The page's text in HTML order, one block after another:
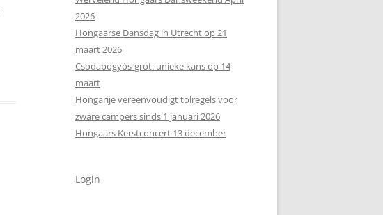
2026
Hongaarse Dansdag in Utrecht op 21
maart 2026
Csodabogyós‑grot: unieke kans op 14
maart
Hongarije vereenvoudigt tolregels voor
zware campers sinds 1 januari 2026
Hongaars Kerstconcert 13 december
Login